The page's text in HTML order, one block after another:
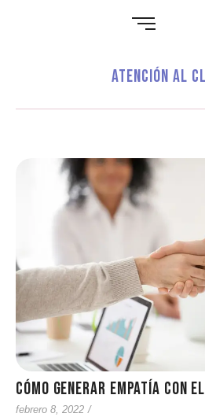
Atención al
Cómo generar empatía con
febrero 8, 2022 /